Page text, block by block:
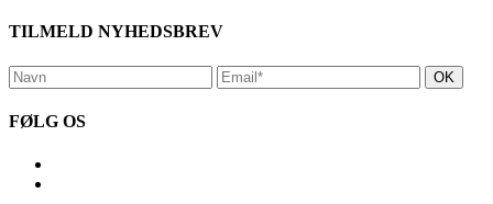
TILMELD NYHEDSBREV
FØLG OS